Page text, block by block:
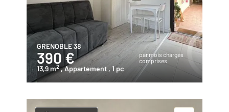
GRENOBLE 38
390 €
par mois charges
comprises
13,9 m2 , Appartement , 1 pc